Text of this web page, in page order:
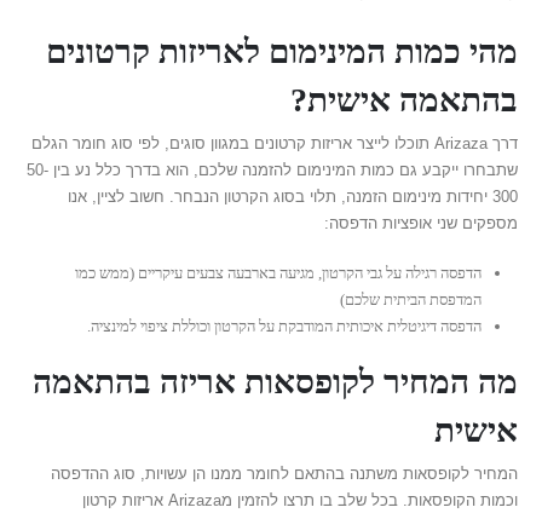
מהי כמות המינימום לאריזות קרטונים
בהתאמה אישית?
דרך Arizaza תוכלו לייצר אריזות קרטונים במגוון סוגים, לפי סוג חומר הגלם
שתבחרו ייקבע גם כמות המינימום להזמנה שלכם, הוא בדרך כלל נע בין 50-
300 יחידות מינימום הזמנה, תלוי בסוג הקרטון הנבחר. חשוב לציין, אנו
מספקים שני אופציות הדפסה:
הדפסה רגילה על גבי הקרטון, מגיעה בארבעה צבעים עיקריים (ממש כמו
המדפסת הביתית שלכם)
הדפסה דיגיטלית איכותית המודבקת על הקרטון וכוללת ציפוי למינציה.
מה המחיר לקופסאות אריזה בהתאמה
אישית
המחיר לקופסאות משתנה בהתאם לחומר ממנו הן עשויות, סוג ההדפסה
וכמות הקופסאות. בכל שלב בו תרצו להזמין מArizaza אריזות קרטון